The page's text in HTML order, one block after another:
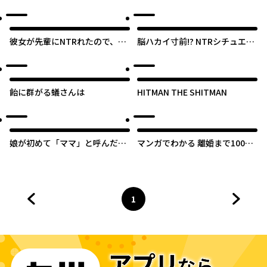
彼女が先輩にNTRれたので、先
脳ハカイ寸前!? NTRシチュエー
飴に群がる蟻さんは HITMAN THE SHITMAN
娘が初めて「ママ」と呼んだの
マンガでわかる 離婚まで100日
ページ
1
へ